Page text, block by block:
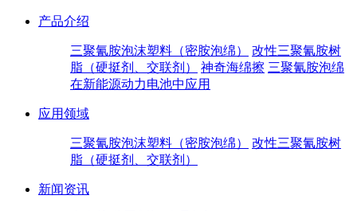
产品介绍
三聚氰胺泡沫塑料（密胺泡绵）
改性三聚氰胺树
脂（硬挺剂、交联剂）
神奇海绵擦 三聚氰胺泡绵
在新能源动力电池中应用
应用领域
三聚氰胺泡沫塑料（密胺泡绵）
改性三聚氰胺树
脂（硬挺剂、交联剂）
新闻资讯